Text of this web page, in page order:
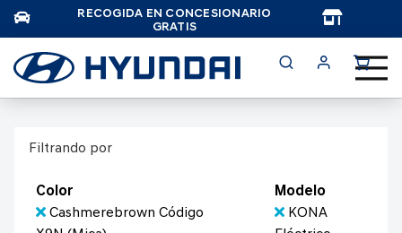
RECOGIDA EN CONCESIONARIO
GRATIS
Filtrando por
Color
Cashmerebrown Código
Modelo
KONA